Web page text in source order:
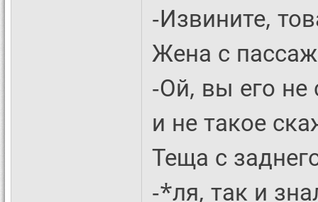
-Извините,
Жена с
-Ой, вы его
и не такое
Теща с
-*ля, так и